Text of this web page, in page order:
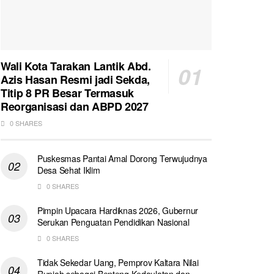
Wali Kota Tarakan Lantik Abd.
Azis Hasan Resmi jadi Sekda,
Titip 8 PR Besar Termasuk
Reorganisasi dan ABPD 2027
0 SHARES
Puskesmas Pantai Amal Dorong Terwujudnya
Desa Sehat Iklim
0 SHARES
Pimpin Upacara Hardiknas 2026, Gubernur
Serukan Penguatan Pendidikan Nasional
0 SHARES
Tidak Sekedar Uang, Pemprov Kaltara Nilai